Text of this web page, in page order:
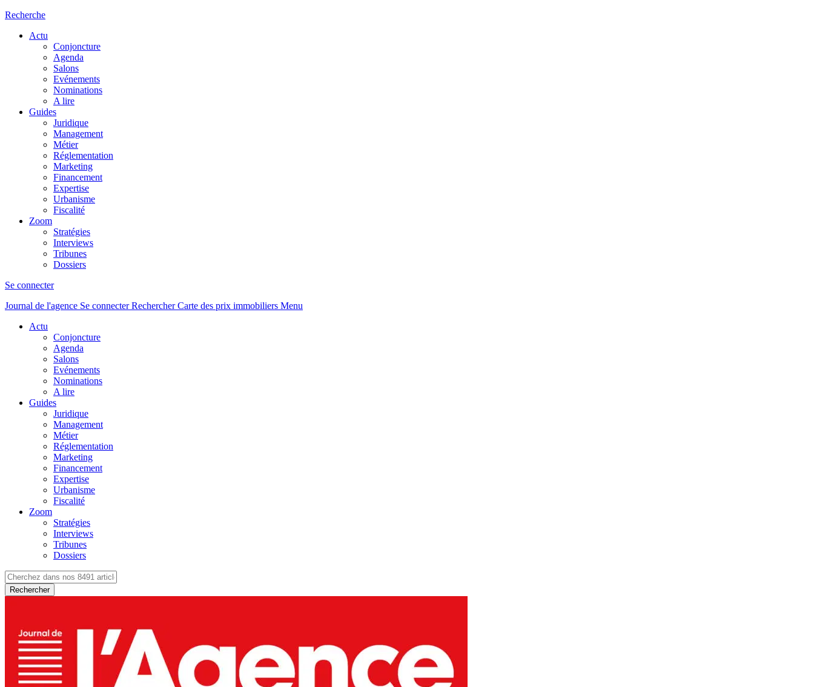
Recherche
Actu
Conjoncture
Agenda
Salons
Evénements
Nominations
A lire
Guides
Juridique
Management
Métier
Réglementation
Marketing
Financement
Expertise
Urbanisme
Fiscalité
Zoom
Stratégies
Interviews
Tribunes
Dossiers
Se connecter
Journal de l'agence Se connecterRechercher Carte des prix immobiliers Menu
Actu
Conjoncture
Agenda
Salons
Evénements
Nominations
A lire
Guides
Juridique
Management
Métier
Réglementation
Marketing
Financement
Expertise
Urbanisme
Fiscalité
Zoom
Stratégies
Interviews
Tribunes
Dossiers
Rechercher